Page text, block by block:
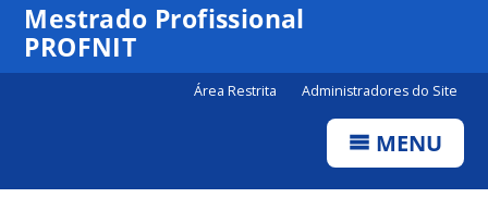
Mestrado Profissional
PROFNIT
Área Restrita Administradores do Site
MENU